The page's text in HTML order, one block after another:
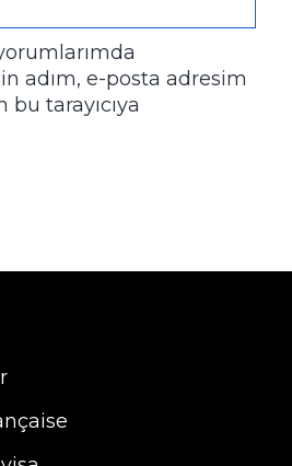
adım, e-posta adresim
tarayıcıya